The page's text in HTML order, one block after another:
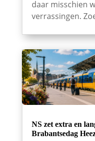
daar misschien
verrassingen.
NS zet extra en
Brabantsedag